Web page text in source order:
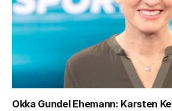
Okka Gundel Ehemann: Karsten